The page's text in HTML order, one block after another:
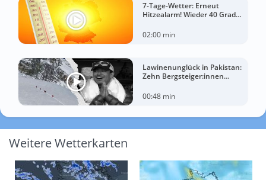
7-Tage-Wetter: Erneut
Hitzealarm! Wieder 40 Grad
02:00 min
Lawinenunglück in Pakistan:
Zehn Bergsteiger:innen
00:48 min
Weitere Wetterkarten